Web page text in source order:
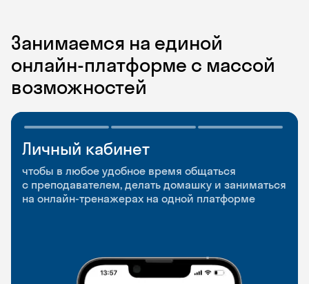
Занимаемся на единой
онлайн-платформе с массой
возможностей
Личный кабинет
чтобы в любое удобное время общаться
с преподавателем, делать домашку и заниматься
на онлайн-тренажерах на одной платформе
Мобильное
приложение
чтобы заниматься и изучать новые слова где
и когда удобно
Разговорные клубы
и Talks
Групповые занятия для разговорной практики
и индивидуальные встречи с преподавателями